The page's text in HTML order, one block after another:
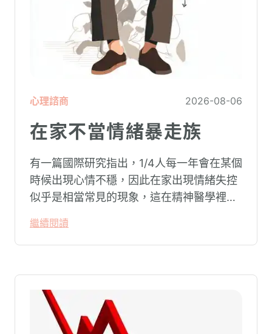
心理諮商 2026-08-06
在家不當情緒暴走族
有一篇國際研究指出，1/4人每一年會在某個
時候出現心情不穩，因此在家出現情緒失控
似乎是相當常見的現象，這在精神醫學裡不
系統在長久使用之下，突然在某一次需要處
理更高層次的資料時，電腦呈現當機現象，
造成重大影響。
繼續閱讀